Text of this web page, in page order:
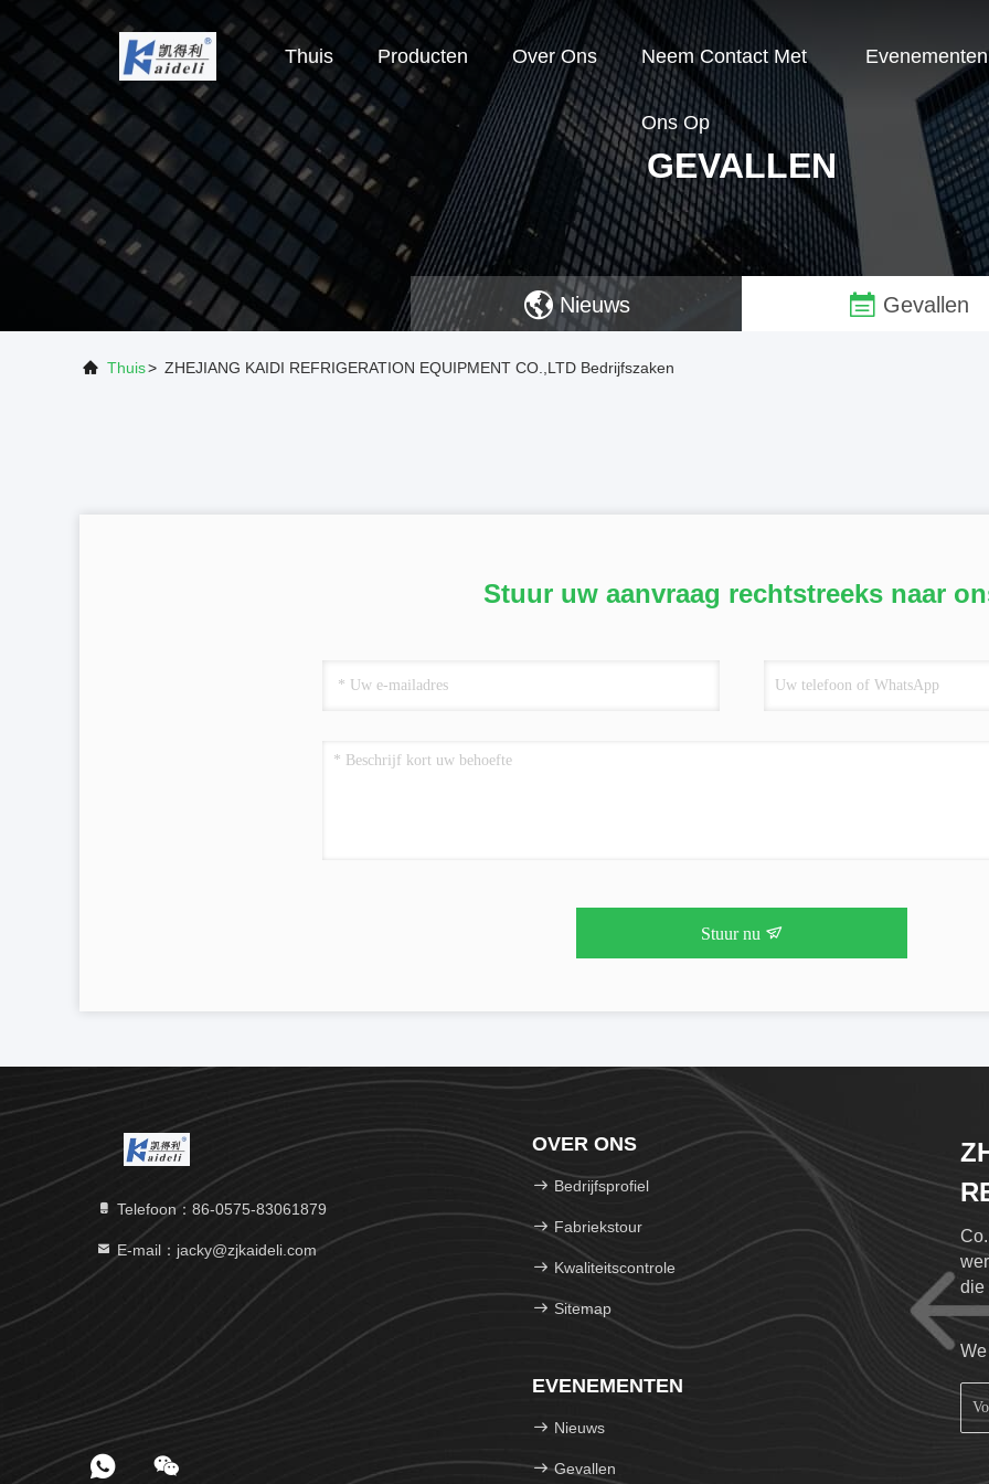
Thuis Producten Over Ons Neem Contact Met
Ons Op
Evenementen
GEVALLEN
Nieuws Gevallen
Thuis> ZHEJIANG KAIDI REFRIGERATION EQUIPMENT CO.,LTD Bedrijfszaken
Stuur uw aanvraag rechtstreeks naar
Stuur nu
Telefoon：86-0575-83061879
E-mail：jacky@zjkaideli.com
OVER ONS
Bedrijfsprofiel
Fabriekstour
Kwaliteitscontrole
Sitemap
EVENEMENTEN
Nieuws
Gevallen
die